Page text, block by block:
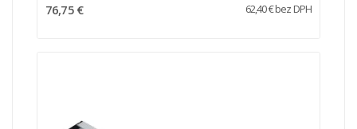
76,75 € 62,40 € bez DPH